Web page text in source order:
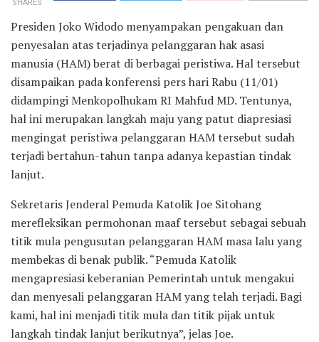
SHARES
Presiden Joko Widodo menyampakan pengakuan dan
penyesalan atas terjadinya pelanggaran hak asasi
manusia (HAM) berat di berbagai peristiwa. Hal tersebut
disampaikan pada konferensi pers hari Rabu (11/01)
didampingi Menkopolhukam RI Mahfud MD. Tentunya,
hal ini merupakan langkah maju yang patut diapresiasi
mengingat peristiwa pelanggaran HAM tersebut sudah
terjadi bertahun-tahun tanpa adanya kepastian tindak
lanjut.
Sekretaris Jenderal Pemuda Katolik Joe Sitohang
merefleksikan permohonan maaf tersebut sebagai sebuah
titik mula pengusutan pelanggaran HAM masa lalu yang
membekas di benak publik. “Pemuda Katolik
mengapresiasi keberanian Pemerintah untuk mengakui
dan menyesali pelanggaran HAM yang telah terjadi. Bagi
kami, hal ini menjadi titik mula dan titik pijak untuk
langkah tindak lanjut berikutnya”, jelas Joe.